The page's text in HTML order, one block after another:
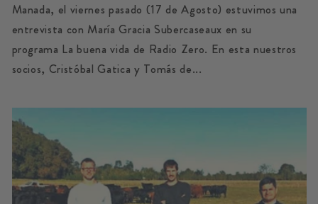
Manada, el viernes pasado (17 de Agosto) estuvimos una
entrevista con María Gracia Subercaseaux en su
programa La buena vida de Radio Zero. En esta nuestros
socios, Cristóbal Gatica y Tomás de...